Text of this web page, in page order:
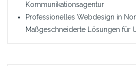
Kommunikationsagentur
Professionelles Webdesign in
Maßgeschneiderte Lösungen für